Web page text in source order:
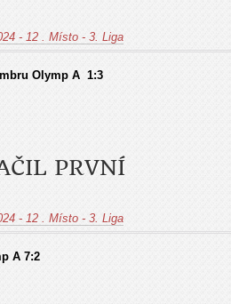
- 12 . Místo - 3. Liga
Olymp A 1:3
PRVNÍ
- 12 . Místo - 3. Liga
A 7:2